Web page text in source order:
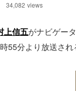
34,082 views
上信五がナビゲー
55分より放送され